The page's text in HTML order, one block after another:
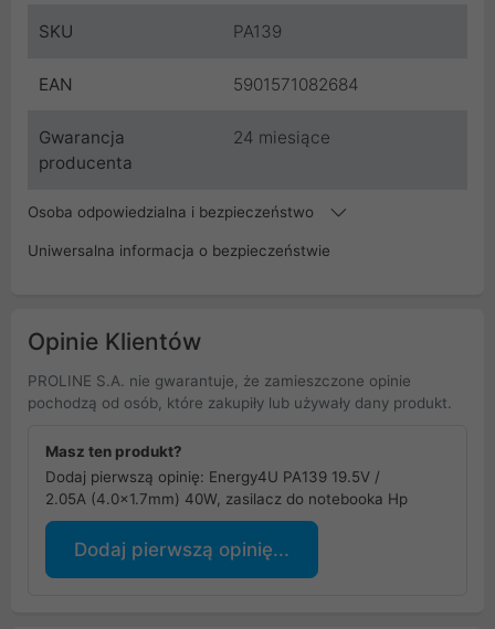
SKU PA139
EAN 5901571082684
Gwarancja
producenta
24 miesiące
Osoba odpowiedzialna i bezpieczeństwo
Uniwersalna informacja o bezpieczeństwie
Opinie Klientów
PROLINE S.A. nie gwarantuje, że zamieszczone opinie
pochodzą od osób, które zakupiły lub używały dany produkt.
Masz ten produkt?
Dodaj pierwszą opinię: Energy4U PA139 19.5V /
2.05A (4.0x1.7mm) 40W, zasilacz do notebooka Hp
Dodaj pierwszą opinię...